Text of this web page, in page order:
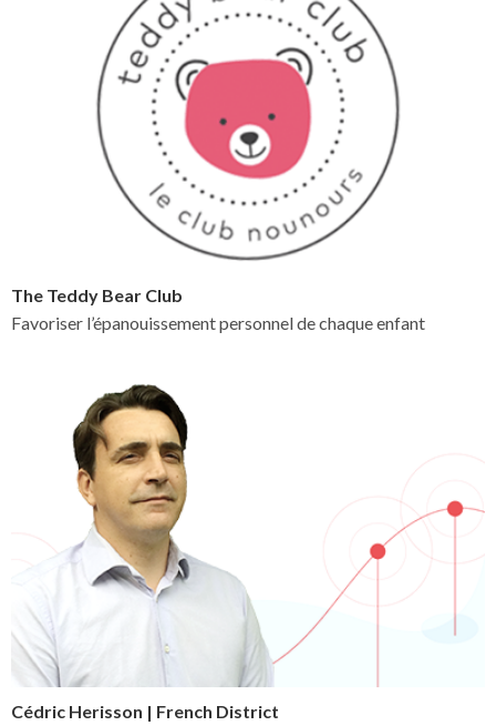
The Teddy Bear Club
Favoriser l’épanouissement personnel de chaque enfant
Cédric Herisson | French District